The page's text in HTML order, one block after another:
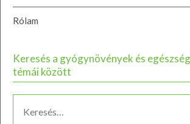
Rólam
Keresés a gyógynövények és
témái között